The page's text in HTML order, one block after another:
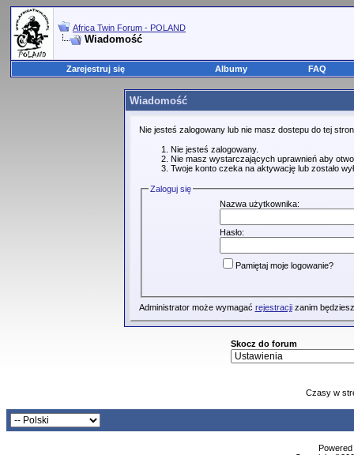
Africa Twin Forum - POLAND
Wiadomość
Zarejestruj się Albumy FAQ
Wiadomość
Nie jesteś zalogowany lub nie masz dostepu do tej
Nie jesteś zalogowany.
Nie masz wystarczających uprawnień aby
Twoje konto czeka na aktywację lub zostało
Zaloguj się
Nazwa użytkownika:
Hasło:
Pamiętaj moje logowanie?
Administrator może wymagać rejestracjizanim
Skocz do forum
Czasy w